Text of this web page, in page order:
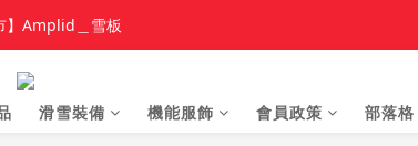
購物金，首單享免運🚛
】Amplid＿雪板
市】雪季商品
購物金，首單享免運🚛
滑雪裝備 機能服飾 會員政策 部落格